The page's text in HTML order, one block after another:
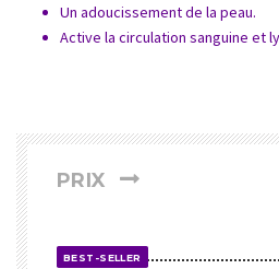
Un adoucissement de la peau.
Active la circulation sanguine et
PRIX
BEST-SELLER